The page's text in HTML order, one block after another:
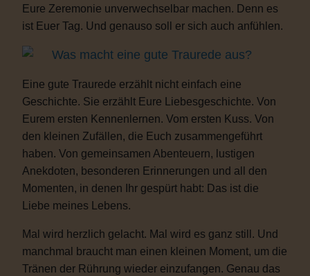
Eure Zeremonie unverwechselbar machen. Denn es
ist Euer Tag. Und genauso soll er sich auch anfühlen.
Was macht eine gute Traurede aus?
Eine gute Traurede erzählt nicht einfach eine
Geschichte. Sie erzählt Eure Liebesgeschichte. Von
Eurem ersten Kennenlernen. Vom ersten Kuss. Von
den kleinen Zufällen, die Euch zusammengeführt
haben. Von gemeinsamen Abenteuern, lustigen
Anekdoten, besonderen Erinnerungen und all den
Momenten, in denen Ihr gespürt habt: Das ist die
Liebe meines Lebens.
Mal wird herzlich gelacht. Mal wird es ganz still. Und
manchmal braucht man einen kleinen Moment, um die
Tränen der Rührung wieder einzufangen. Genau das